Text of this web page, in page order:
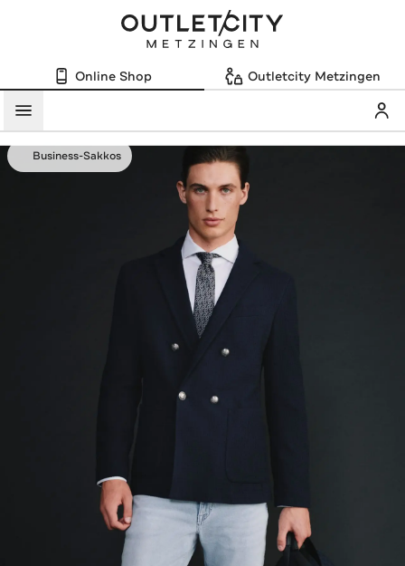
Online Shop Outletcity Metzingen
Menü
Business-Sakkos